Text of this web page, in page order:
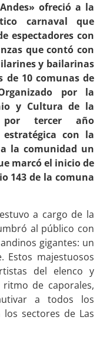
ofreció a la
carnaval que
espectadores con
que contó con
y bailarinas
de 10 comunas de
por la
y Cultura de la
por tercer año
con la
la comunidad un
marcó el inicio de
143 de la comuna
a cargo de la
al público con
gigantes: un
Estos majestuosos
del elenco y
de caporales,
a todos los
sectores de Las